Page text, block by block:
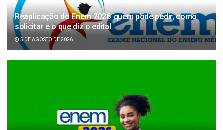
Reaplicação do Enem 2026: quem pode pedir, como
solicitar e o que diz o edital
5 DE AGOSTO DE 2026